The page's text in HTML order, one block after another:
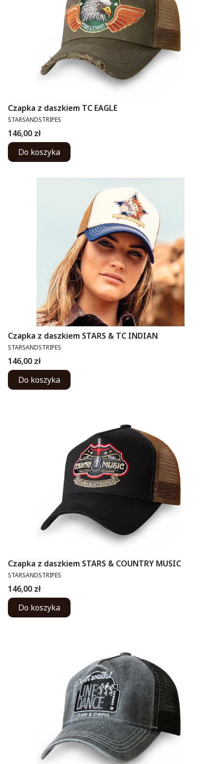
Czapka z daszkiem TC EAGLE
PRODUCENT
STARSANDSTRIPES
Cena
146,00 zł
Do koszyka
Czapka z daszkiem STARS & TC INDIAN
PRODUCENT
STARSANDSTRIPES
Cena
146,00 zł
Do koszyka
Czapka z daszkiem STARS & COUNTRY MUSIC
PRODUCENT
STARSANDSTRIPES
Cena
146,00 zł
Do koszyka